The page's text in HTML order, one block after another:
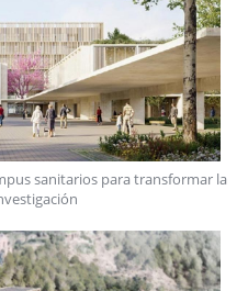
sanitarios para transformar la